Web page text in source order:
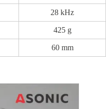
28 kHz
425 g
60 mm